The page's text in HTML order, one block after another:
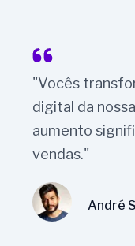
"Vocês
digital da
aumento
vendas."
André